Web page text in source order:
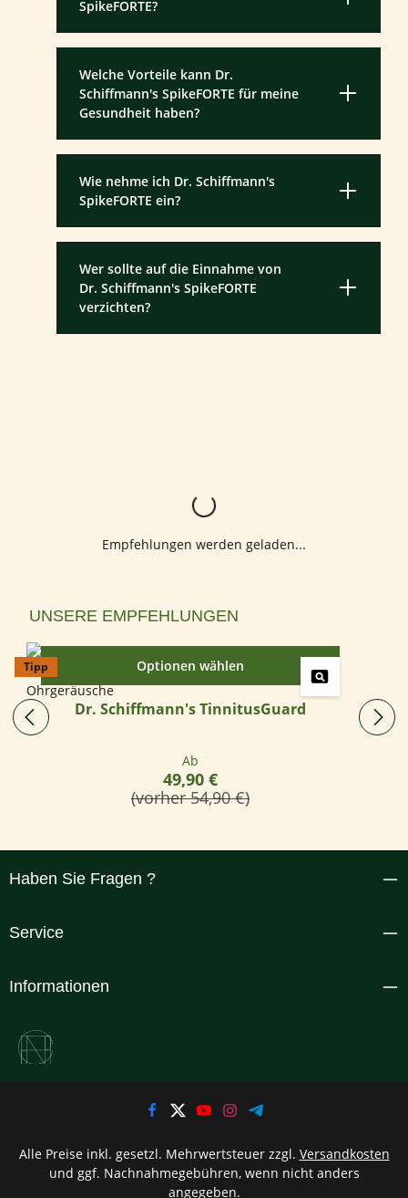
SpikeFORTE?
Welche Vorteile kann Dr.
Schiffmann's SpikeFORTE für meine
Gesundheit haben?
Wie nehme ich Dr. Schiffmann's
SpikeFORTE ein?
Wer sollte auf die Einnahme von
Dr. Schiffmann's SpikeFORTE
verzichten?
Lädt...
Empfehlungen werden geladen...
Produktgalerie überspringen
UNSERE EMPFEHLUNGEN
Tipp Optionen wählen
Dr. Schiffmann's TinnitusGuard
Regulärer Preis:
Ab
49,90 €
(vorher 54,90 €)
Haben Sie Fragen ?
Service
Informationen
Alle Preise inkl. gesetzl. Mehrwertsteuer zzgl. Versandkosten
und ggf. Nachnahmegebühren, wenn nicht anders
angegeben.